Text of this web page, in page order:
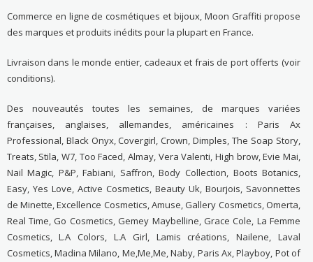
Commerce en ligne de cosmétiques et bijoux, Moon Graffiti propose
des marques et produits inédits pour la plupart en France.
Livraison dans le monde entier, cadeaux et frais de port offerts (voir
conditions).
Des nouveautés toutes les semaines, de marques variées
françaises, anglaises, allemandes, américaines : Paris Ax
Professional, Black Onyx, Covergirl, Crown, Dimples, The Soap Story,
Treats, Stila, W7, Too Faced, Almay, Vera Valenti, High brow, Evie Mai,
Nail Magic, P&P, Fabiani, Saffron, Body Collection, Boots Botanics,
Easy, Yes Love, Active Cosmetics, Beauty Uk, Bourjois, Savonnettes
de Minette, Excellence Cosmetics, Amuse, Gallery Cosmetics, Omerta,
Real Time, Go Cosmetics, Gemey Maybelline, Grace Cole, La Femme
Cosmetics, L.A Colors, L.A Girl, Lamis créations, Nailene, Laval
Cosmetics, Madina Milano, Me,Me,Me, Naby, Paris Ax, Playboy, Pot of